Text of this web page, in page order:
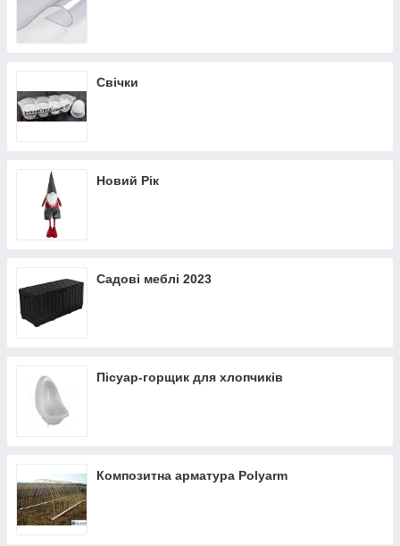
Свічки
Новий Рік
Садові меблі 2023
Пісуар-горщик для хлопчиків
Композитна арматура Polyarm